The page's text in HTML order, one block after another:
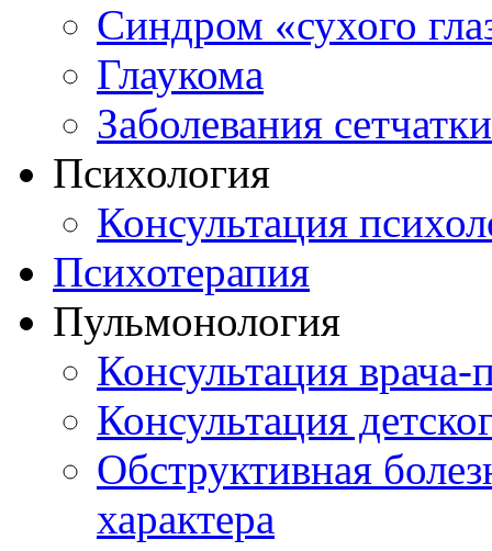
Синдром «сухого
Глаукома
Заболевания сетчатки
Психология
Консультация
Психотерапия
Пульмонология
Консультация врача-
Консультация
Обструктивная
характера